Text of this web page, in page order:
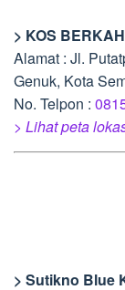
> KOS BERKAH
Alamat : Jl.
Genuk, Kota
No. Telpon :
> Lihat peta
> Sutikno Blue